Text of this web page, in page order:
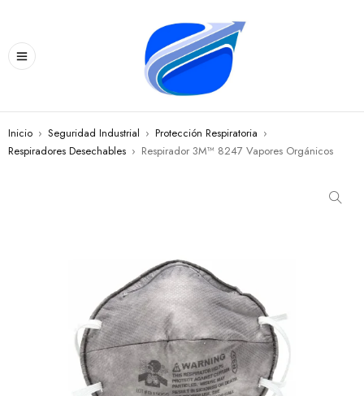
Inicio › Seguridad Industrial › Protección Respiratoria ›
Respiradores Desechables › Respirador 3M™ 8247 Vapores Orgánicos